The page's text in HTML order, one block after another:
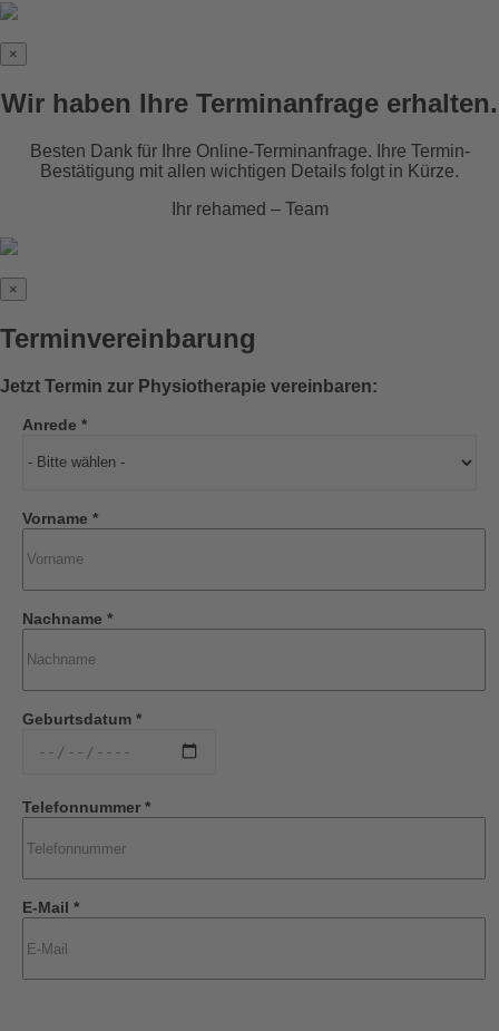
×
Wir haben Ihre Terminanfrage erhalten.
Besten Dank für Ihre Online-Terminanfrage. Ihre Termin-
Bestätigung mit allen wichtigen Details folgt in Kürze.
Ihr rehamed – Team
×
Terminvereinbarung
Jetzt Termin zur Physiotherapie vereinbaren:
Anrede *
Vorname *
Nachname *
Geburtsdatum *
Telefonnummer *
E-Mail *